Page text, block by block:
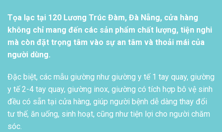
Tọa lạc tại 120 Lương Trúc Đàm, Đà Nẵng, cửa hàng
không chỉ mang đến các sản phẩm chất lượng, tiện nghi
mà còn đặt trọng tâm vào sự an tâm và thoải mái của
người dùng.
Đặc biệt, các mẫu giường như giường y tế 1 tay quay, giường
y tế 2-4 tay quay, giường inox, giường có tích hợp bô vệ sinh
đều có sẵn tại cửa hàng, giúp người bệnh dễ dàng thay đổi
tư thế, ăn uống, sinh hoạt, cũng như tiện lợi cho người chăm
sóc.